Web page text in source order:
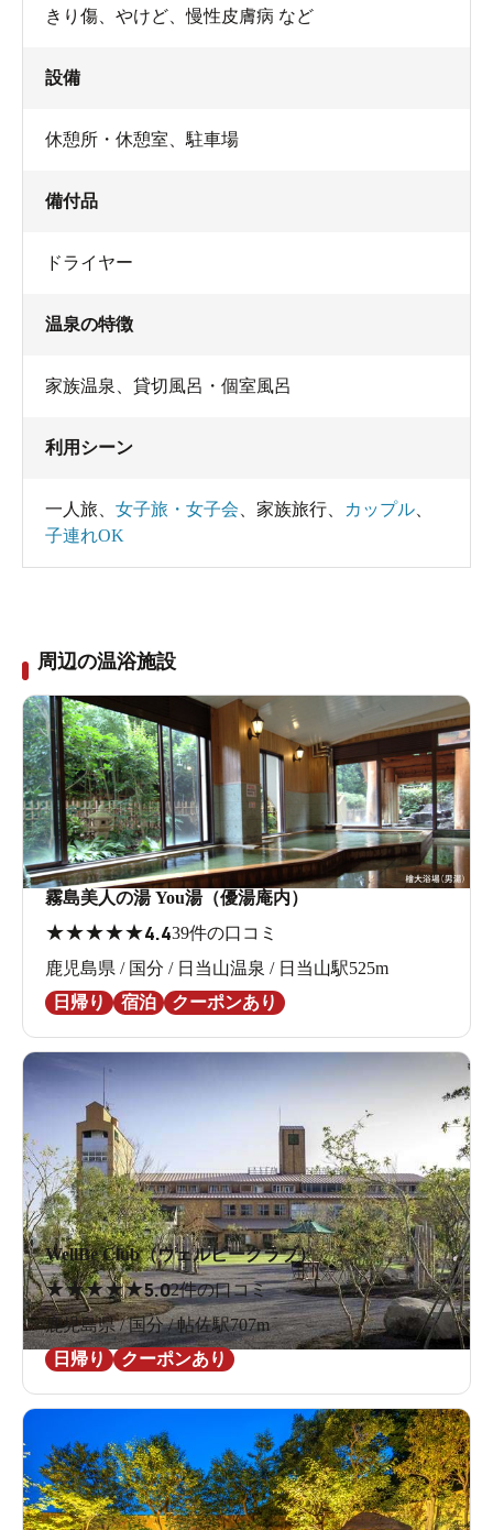
きり傷、やけど、慢性皮膚病 など
設備
休憩所・休憩室 駐車場
備付品
ドライヤー
温泉の特徴
家族温泉 貸切風呂・個室風呂
利用シーン
一人旅 女子旅・女子会 家族旅行 カップル
子連れOK
周辺の温浴施設
霧島美人の湯 You湯（優湯庵内）
★★★★★4.439件の口コミ
鹿児島県 / 国分 / 日当山温泉 / 日当山駅525m
日帰り
宿泊 クーポンあり
WellBe Club（ウェルビークラブ）
★★★★★5.02件の口コミ
鹿児島県 / 国分 / 帖佐駅707m
日帰り
クーポンあり